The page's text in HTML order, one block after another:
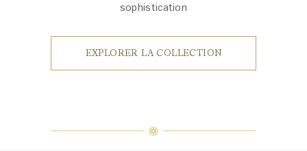
sophistication
EXPLORER LA COLLECTION